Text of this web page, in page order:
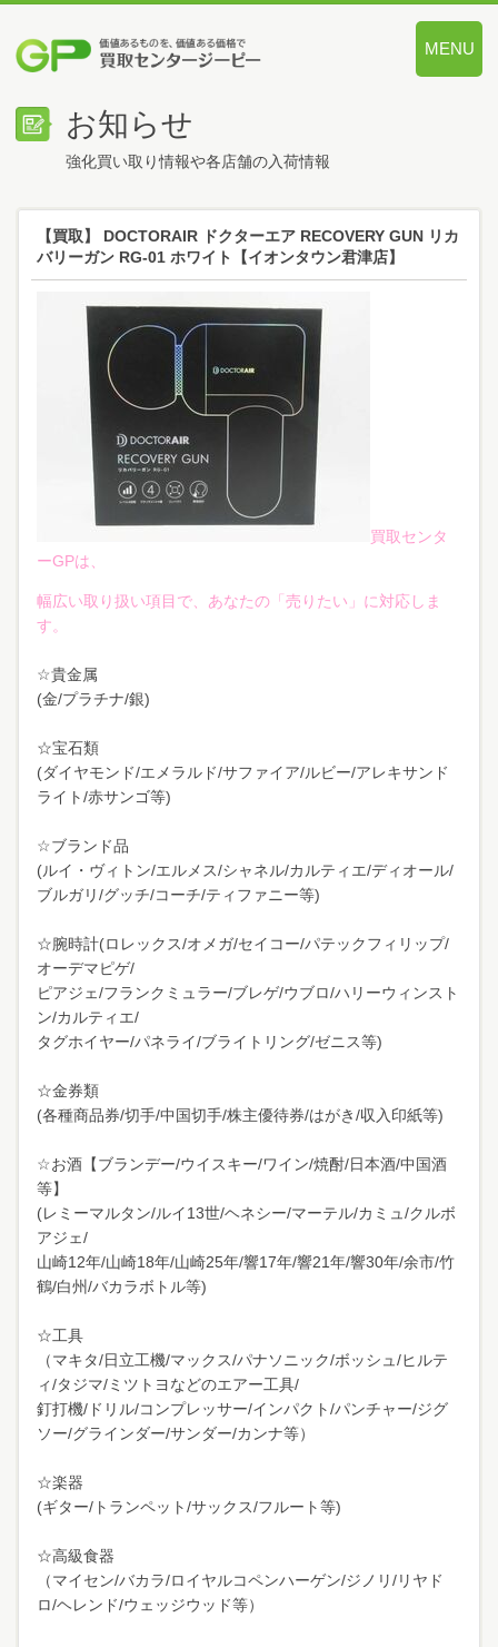
MENU
お知らせ
強化買い取り情報や各店舗の入荷情報
【買取】 DOCTORAIR ドクターエア RECOVERY GUN リカ
バリーガン RG-01 ホワイト【イオンタウン君津店】
買取センタ
ーGPは、
幅広い取り扱い項目で、あなたの「売りたい」に対応しま
す。
☆貴金属
(金/プラチナ/銀)
☆宝石類
(ダイヤモンド/エメラルド/サファイア/ルビー/アレキサンド
ライト/赤サンゴ等)
☆ブランド品
(ルイ・ヴィトン/エルメス/シャネル/カルティエ/ディオール/
ブルガリ/グッチ/コーチ/ティファニー等)
☆腕時計(ロレックス/オメガ/セイコー/パテックフィリップ/
オーデマピゲ/
ピアジェ/フランクミュラー/ブレゲ/ウブロ/ハリーウィンスト
ン/カルティエ/
タグホイヤー/パネライ/ブライトリング/ゼニス等)
☆金券類
(各種商品券/切手/中国切手/株主優待券/はがき/収入印紙等)
☆お酒【ブランデー/ウイスキー/ワイン/焼酎/日本酒/中国酒
等】
(レミーマルタン/ルイ13世/ヘネシー/マーテル/カミュ/クルボ
アジェ/
山崎12年/山崎18年/山崎25年/響17年/響21年/響30年/余市/竹
鶴/白州/バカラボトル等)
☆工具
（マキタ/日立工機/マックス/パナソニック/ボッシュ/ヒルテ
ィ/タジマ/ミツトヨなどのエアー工具/
釘打機/ドリル/コンプレッサー/インパクト/パンチャー/ジグ
ソー/グラインダー/サンダー/カンナ等）
☆楽器
(ギター/トランペット/サックス/フルート等)
☆高級食器
（マイセン/バカラ/ロイヤルコペンハーゲン/ジノリ/リヤド
ロ/ヘレンド/ウェッジウッド等）